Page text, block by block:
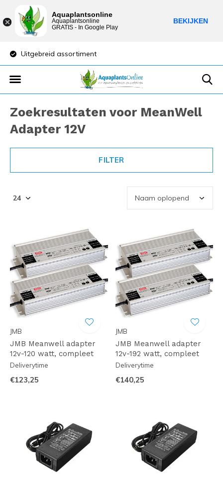
Uitgebreid assortiment
Zoekresultaten voor MeanWell
Adapter 12V
FILTER
JMB
JMB Meanwell adapter
12v-120 watt, compleet
Deliverytime
€123,25
JMB
JMB Meanwell adapter
12v-192 watt, compleet
Deliverytime
€140,25
Aquaplantsonline
Aquaplantsonline
GRATIS - In Google Play
BEKIJKEN